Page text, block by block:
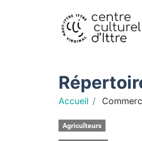
Accueil
Agriculteurs